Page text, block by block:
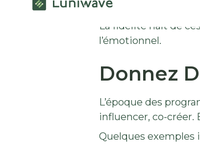
La fidélité naît de
l’émotionnel.
Donnez
L’époque des
influencer, co-créer.
Quelques exemples